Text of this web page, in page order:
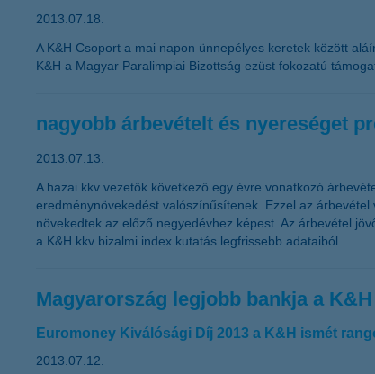
2013.07.18.
A K&H Csoport a mai napon ünnepélyes keretek között
K&H a Magyar Paralimpiai Bizottság ezüst fokozatú
nagyobb árbevételt és nyereséget
2013.07.13.
A hazai kkv vezetők következő egy évre vonatkozó
eredménynövekedést valószínűsítenek. Ezzel az
növekedtek az előző negyedévhez képest. Az árbevétel
a K&H kkv bizalmi index kutatás legfrissebb adataiból.
Magyarország legjobb bankja a
Euromoney Kiválósági Díj 2013 a K&H ismét
2013.07.12.